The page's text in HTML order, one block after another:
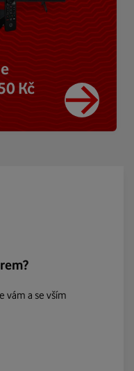
Kč
vám a se vším